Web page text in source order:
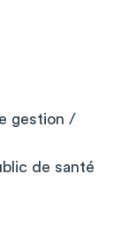
gestion /
de santé